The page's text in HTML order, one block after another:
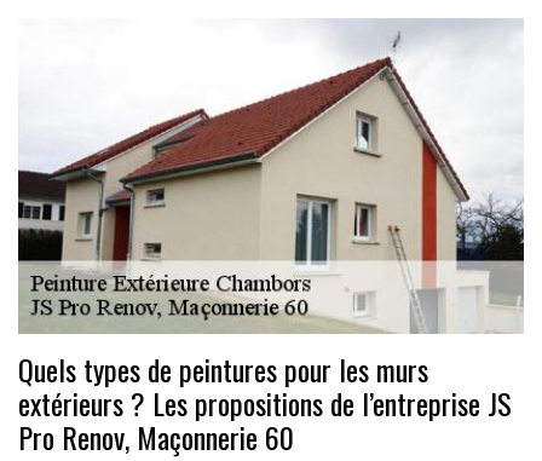
Quels types de peintures pour les murs
extérieurs ? Les propositions de l’entreprise JS
Pro Renov, Maçonnerie 60